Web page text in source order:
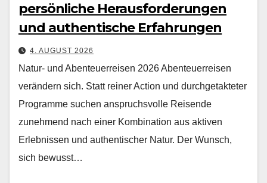
persönliche Herausforderungen
und authentische Erfahrungen
4. AUGUST 2026
Natur- und Abenteuerreisen 2026 Aben­teuer­reisen
verän­dern sich. Statt rein­er Action und durchge­tak­teter
Pro­gramme suchen anspruchsvolle Reisende
zunehmend nach ein­er Kom­bi­na­tion aus aktiv­en
Erleb­nis­sen und authen­tis­ch­er Natur. Der Wun­sch,
sich bewusst…